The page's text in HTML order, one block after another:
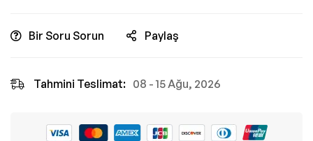
Bir Soru Sorun Paylaş
Tahmini Teslimat: 08 - 15 Ağu, 2026